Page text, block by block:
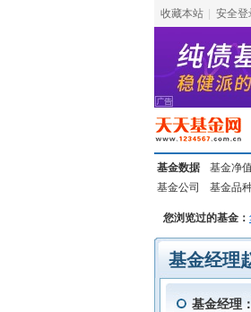
收藏本站 安全登
基金数据 基金净值
基金公司
基金品
您浏览过的基金：
基金经理
基金经理